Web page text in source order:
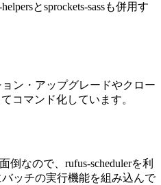
とsprockets-sassも併用す
ン・アップグレードやクロー
コマンド化しています。
倒なので、rufus-schedulerを利
ッチの実行機能を組み込んで